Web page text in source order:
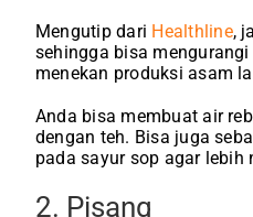
Mengutip dari Healthline,
sehingga bisa
menekan produksi asam
Anda bisa membuat air
dengan teh. Bisa juga
pada sayur sop agar lebih
2. Pisang